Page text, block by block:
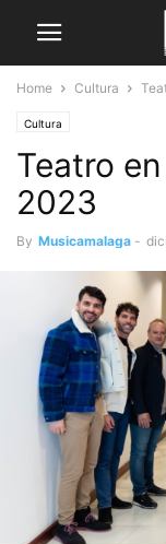
Home Cultura
Cultura
Teatro
2023
By Musicamalaga -